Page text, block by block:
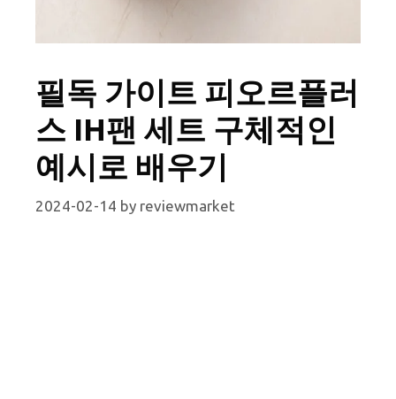
필독 가이트 피오르플러
스 IH팬 세트 구체적인
예시로 배우기
2024-02-14 by reviewmarket